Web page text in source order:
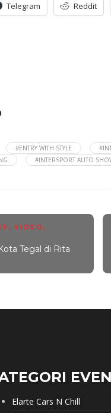
Telegram Reddit
#ENTRY WITH STYLE
#INTERSPORT AUTO
,VIDEO ,
Tegal di Rita
Elarte Cars N Chill